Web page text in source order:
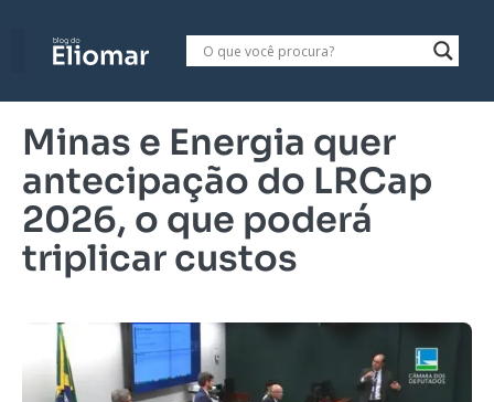
Minas e Energia quer
antecipação do LRCap
2026, o que poderá
triplicar custos